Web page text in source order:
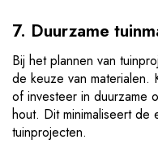
7. Duurzame
Bij het plannen van
de keuze van materialen.
of investeer in duurzame
hout. Dit minimaliseert de
tuinprojecten.